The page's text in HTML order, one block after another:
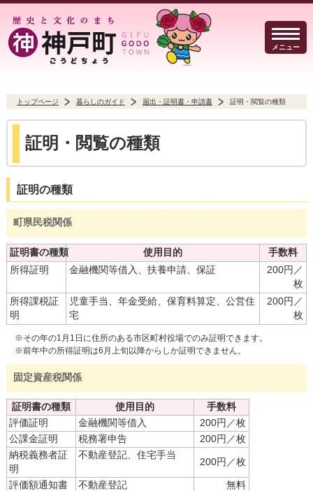
メニュー
暮らしのガイド イベント・観光
事業者の方へ
Select Language ▼
読み上げる
文字サイズ
0584-27-3111
トップページ 暮らしのガイド 届出・証明書・申請書 証明・閲覧の種類
証明・閲覧の種類
証明の種類
町県民税関係
証明書の種類 使用目的
手数料
所得証明
金融機関等借入、扶養申請、保証
200円／
枚
所得課税証
明
児童手当、年金受給、保育料算定、公営住
宅
200円／
枚
※その年の1月1日に住所のある市区町村役場でのみ証明できます。
※前年中の所得証明は6月上旬以降からしか証明できません。
固定資産税関係
証明書の種類 使用目的
手数料
評価証明
金融機関等借入
200円／枚
公課金証明
税務署申告
200円／枚
納税義務者証
明
不動産登記、住宅手当
200円／枚
評価額通知書 不動産登記
無料